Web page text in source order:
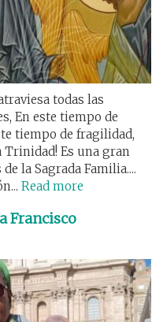
todas las
En este tiempo de
tiempo de fragilidad,
Trinidad! Es una gran
la Sagrada Familia....
Read more
Francisco